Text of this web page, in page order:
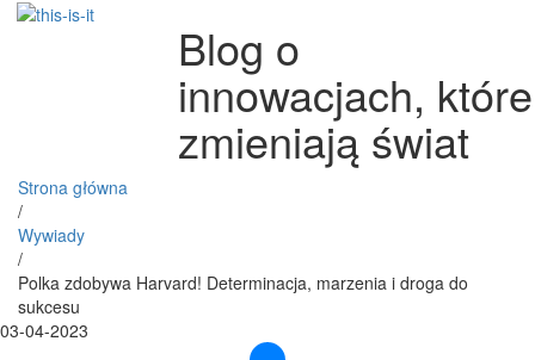
Blog o
innowacjach, które
zmieniają świat
Strona główna
/
Wywiady
/
Polka zdobywa Harvard! Determinacja, marzenia i droga do
sukcesu
03-04-2023